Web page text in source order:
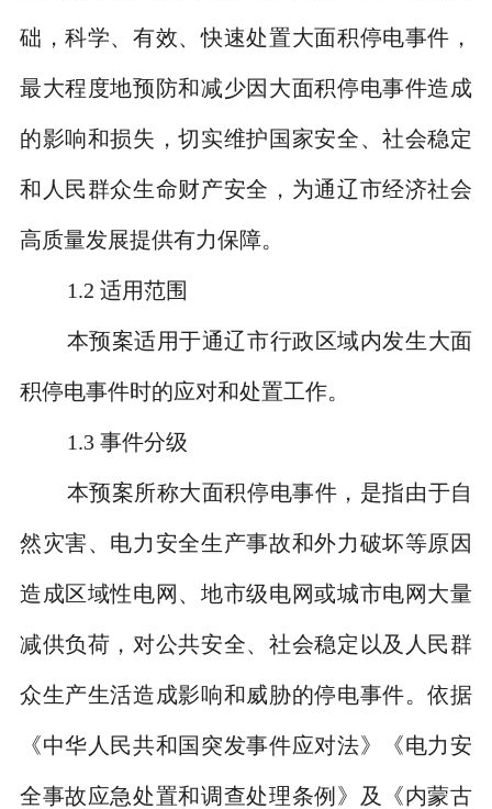
础，科学、有效、快速处置大面积停电事件，
最大程度地预防和减少因大面积停电事件造成
的影响和损失，切实维护国家安全、社会稳定
和人民群众生命财产安全，为通辽市经济社会
高质量发展提供有力保障。
1.2 适用范围
本预案适用于通辽市行政区域内发生大面
积停电事件时的应对和处置工作。
1.3 事件分级
本预案所称大面积停电事件，是指由于自
然灾害、电力安全生产事故和外力破坏等原因
造成区域性电网、地市级电网或城市电网大量
减供负荷，对公共安全、社会稳定以及人民群
众生产生活造成影响和威胁的停电事件。依据
《中华人民共和国突发事件应对法》《电力安
全事故应急处置和调查处理条例》及《内蒙古